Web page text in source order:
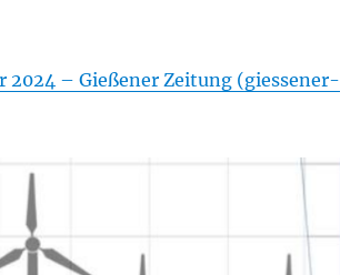
2024 – Gießener Zeitung (giessener-